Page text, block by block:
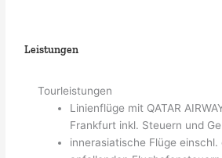
Leistungen
Tourleistungen
Linienflüge mit QATAR
Frankfurt inkl. Steuern und
innerasiatische Flüge einschl.